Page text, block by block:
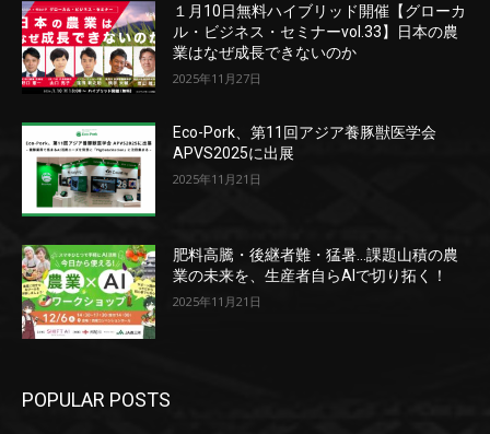
１月10日無料ハイブリッド開催【グローカ
ル・ビジネス・セミナーvol.33】日本の農
業はなぜ成長できないのか
2025年11月27日
Eco-Pork、第11回アジア養豚獣医学会
APVS2025に出展
2025年11月21日
肥料高騰・後継者難・猛暑…課題山積の農
業の未来を、生産者自らAIで切り拓く！
2025年11月21日
POPULAR POSTS